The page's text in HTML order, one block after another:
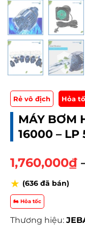
Rẻ vô địch Hỏa
MÁY BƠM
16000 – LP
1,760,000₫
★ (636 đã bán)
🏍️ Hỏa tốc
Thương hiệu: